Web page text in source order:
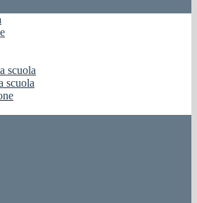
scuola
scuola